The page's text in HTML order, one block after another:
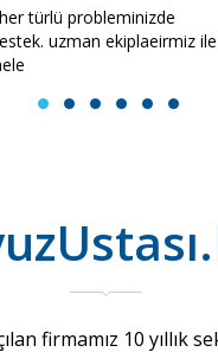
türlü probleminizde
uzman ekiplaeirmiz ile
1 2 3 4 5 6
firmamız 10 yıllık